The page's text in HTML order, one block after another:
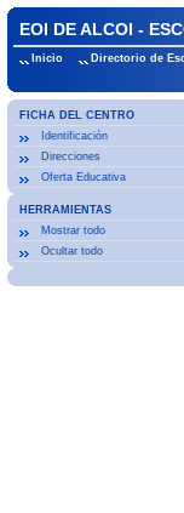
EOI DE ALCOI -
Inicio Directorio de
FICHA DEL CENTRO
Identificación
Direcciones
Oferta Educativa
HERRAMIENTAS
Mostrar todo
Ocultar todo